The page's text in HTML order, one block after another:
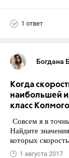
1 ответ
Богдана
Когда
наибольшей
класс
Совсем я в
Найдите
которых
1 августа 2017